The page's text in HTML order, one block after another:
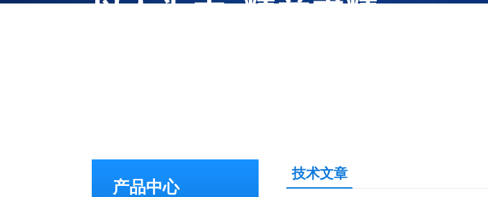
产品中心
技术文章